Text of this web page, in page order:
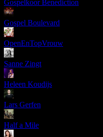
Gospelkoor Benediction
Gospel Boulevard
OpenEnTopVrouw
Sanne Zingt
Heleen Koudijs
Lars Gerfen
Half a Mile